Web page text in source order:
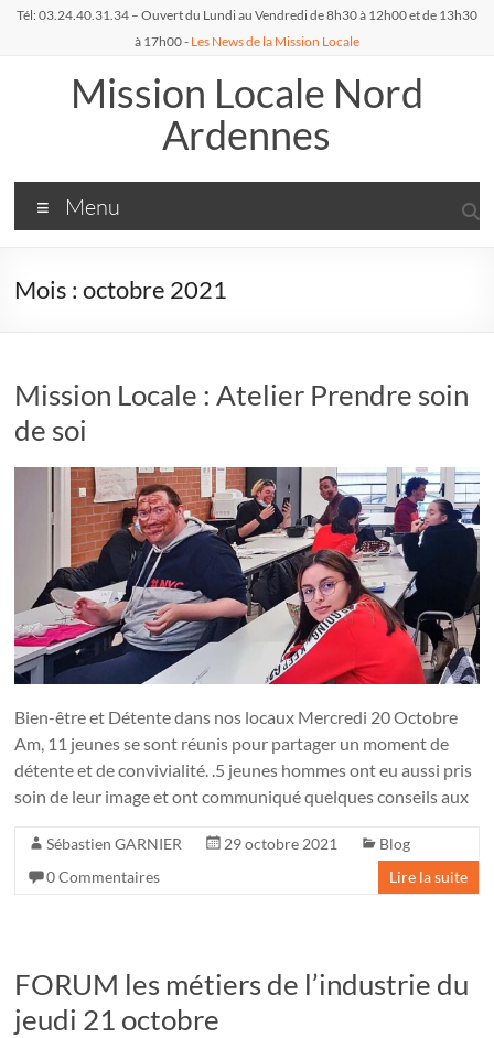
AllerTél: 03.24.40.31.34 – Ouvert du Lundi au Vendredi de 8h30 à 12h00 et de 13h30
à 17h00 - Les News de la Mission Locale
Mission Locale Nord
Ardennes
Menu
Mois :octobre 2021
Mission Locale : Atelier Prendre soin
de soi
Bien-être et Détente dans nos locaux Mercredi 20 Octobre
Am, 11 jeunes se sont réunis pour partager un moment de
détente et de convivialité. .5 jeunes hommes ont eu aussi pris
soin de leur image et ont communiqué quelques conseils aux
Sébastien GARNIER 29 octobre 2021
Blog
0 Commentaires
Lire la suite
FORUM les métiers de l’industrie du
jeudi 21 octobre